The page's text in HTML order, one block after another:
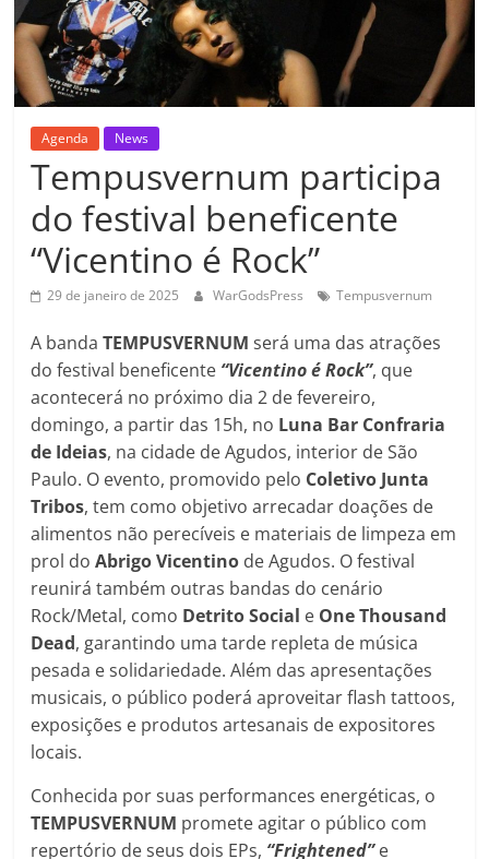
Agenda News
Tempusvernum participa
do festival beneficente
“Vicentino é Rock”
29 de janeiro de 2025 WarGodsPress Tempusvernum
A bandaTEMPUSVERNUM será uma das atrações
do festival beneficente “Vicentino é Rock”, que
acontecerá no próximo dia 2 de fevereiro,
domingo, a partir das 15h, no Luna Bar Confraria
de Ideias, na cidade de Agudos, interior de São
Paulo. O evento, promovido pelo Coletivo Junta
Tribos, tem como objetivo arrecadar doações de
alimentos não perecíveis e materiais de limpeza em
prol doAbrigo Vicentino de Agudos. O festival
reunirá também outras bandas do cenário
Rock/Metal, como Detrito Social e One Thousand
Dead, garantindo uma tarde repleta de música
pesada e solidariedade. Além das apresentações
musicais, o público poderá aproveitar flash tattoos,
exposições e produtos artesanais de expositores
locais.
Conhecida por suas performances energéticas, o
TEMPUSVERNUM promete agitar o público com
repertório de seus dois EPs, “Frightened”e